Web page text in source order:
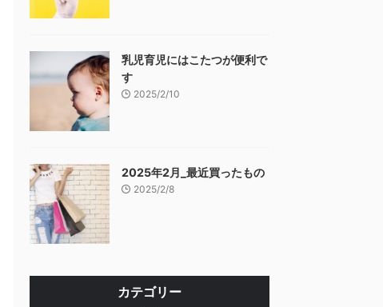
乳児育児にはこたつが便利で
す
2025/2/10
2025年2月_最近買ったもの
2025/2/8
カテゴリー